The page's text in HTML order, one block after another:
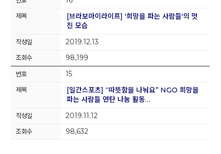
[브라보마이라이프] '희망을 파는 사람들'의 멋
진 모습
2019.12.13
98,199
15
[일간스포츠] “따뜻함을 나눠요” NGO 희망을
파는 사람들 연탄 나눔 활동…
2019.11.12
98,632